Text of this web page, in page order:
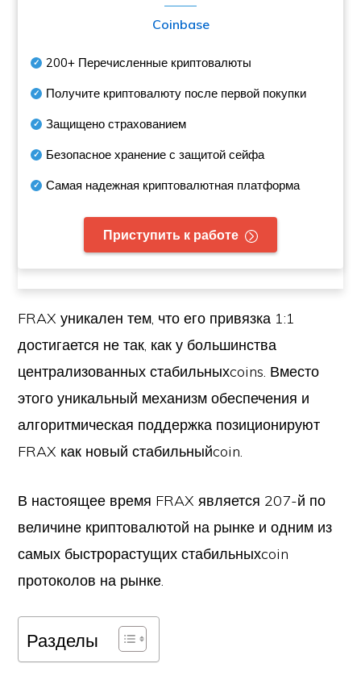
Coinbase
200+ Перечисленные криптовалюты
Получите криптовалюту после первой покупки
Защищено страхованием
Безопасное хранение с защитой сейфа
Самая надежная криптовалютная платформа
Приступить к работе
FRAX уникален тем, что его привязка 1:1
достигается не так, как у большинства
централизованных стабильныхcoins. Вместо
этого уникальный механизм обеспечения и
алгоритмическая поддержка позиционируют
FRAX как новый стабильныйcoin.
В настоящее время FRAX является 207-й по
величине криптовалютой на рынке и одним из
самых быстрорастущих стабильныхcoin
протоколов на рынке.
Разделы